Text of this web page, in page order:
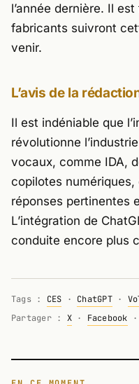
l’année dernière. Il
fabricants suivront
venir.
L’avis de la
Il est indéniable que
révolutionne
vocaux, comme IDA,
copilotes
réponses pertinentes
L’intégration de
conduite encore plus
Tags : CES · ChatGPT·
Partager : X· Facebook ·